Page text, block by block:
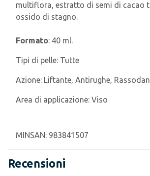
multiflora, estratto di semi di cacao
ossido di stagno.
Formato: 40 ml.
Tipi di pelle: Tutte
Azione: Liftante, Antirughe,
Area di applicazione: Viso
MINSAN: 983841507
Recensioni